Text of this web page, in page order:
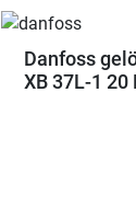
Danfoss
XB 37L-1 20